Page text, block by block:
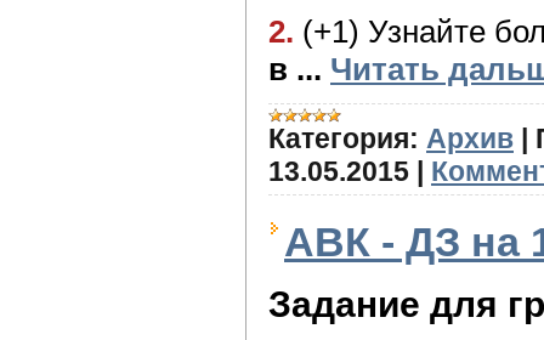
2. (+1) Узнайте
в ... Читать
Категория: Архив
13.05.2015
АВК - ДЗ на
Задание для